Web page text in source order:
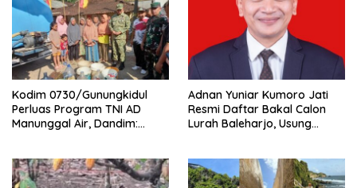
Kodim 0730/Gunungkidul
Perluas Program TNI AD
Manunggal Air, Dandim:
Adnan Yuniar Kumoro Jati
Resmi Daftar Bakal Calon
Lurah Baleharjo, Usung